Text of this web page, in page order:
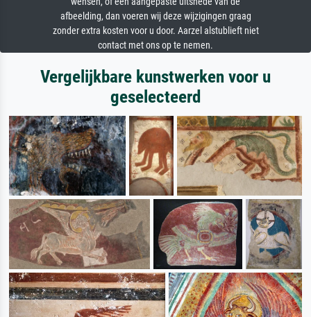
afbeelding, dan voeren wij deze wijzigingen graag
zonder extra kosten voor u door. Aarzel alstublieft niet
contact met ons op te nemen.
Vergelijkbare kunstwerken voor u
geselecteerd